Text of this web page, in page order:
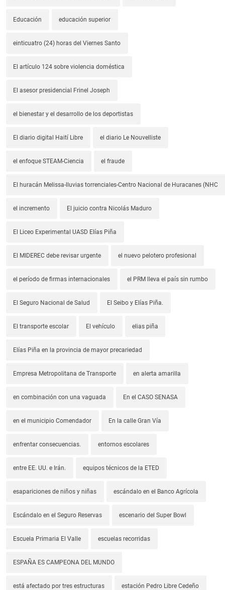
Educación educación superior
einticuatro (24) horas del Viernes Santo
El artículo 124 sobre violencia doméstica
El asesor presidencial Frinel Joseph
el bienestar y el desarrollo de los deportistas
El diario digital Haití Libre el diario Le Nouvelliste
el enfoque STEAM-Ciencia el fraude
El huracán Melissa-lluvias torrenciales-Centro Nacional de Huracanes (NHC
el incremento El juicio contra Nicolás Maduro
El Liceo Experimental UASD Elías Piña
El MIDEREC debe revisar urgente el nuevo pelotero profesional
el período de firmas internacionales el PRM lleva el país sin rumbo
El Seguro Nacional de Salud El Seibo y Elías Piña.
El transporte escolar El vehículo elias piña
Elías Piña en la provincia de mayor precariedad
Empresa Metropolitana de Transporte en alerta amarilla
en combinación con una vaguada En el CASO SENASA
en el municipio Comendador En la calle Gran Vía
enfrentar consecuencias. entornos escolares
entre EE. UU. e Irán. equipos técnicos de la ETED
esapariciones de niños y niñas escándalo en el Banco Agrícola
Escándalo en el Seguro Reservas escenario del Super Bowl
Escuela Primaria El Valle escuelas recorridas
ESPAÑA ES CAMPEONA DEL MUNDO
está afectado por tres estructuras estación Pedro Libre Cedeño